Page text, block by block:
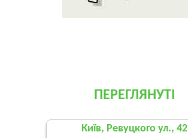
ПЕРЕГЛЯНУТІ
Київ, Ревуцкого ул., 42